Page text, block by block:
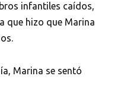
infantiles caídos,
que hizo que Marina
Marina se sentó